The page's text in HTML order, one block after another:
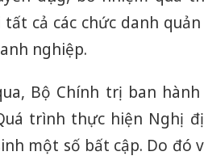
cả các chức danh
nghiệp.
Bộ Chính trị ban
trình thực hiện Nghị
một số bất cập. Do đó